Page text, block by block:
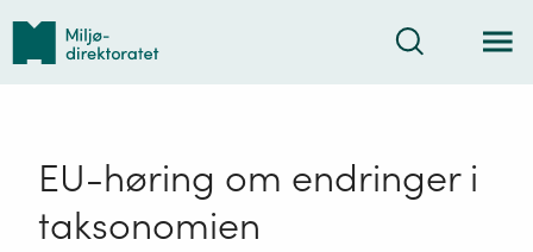
Tilbake
forsiden
Søk
EU-høring om endringer i
taksonomien